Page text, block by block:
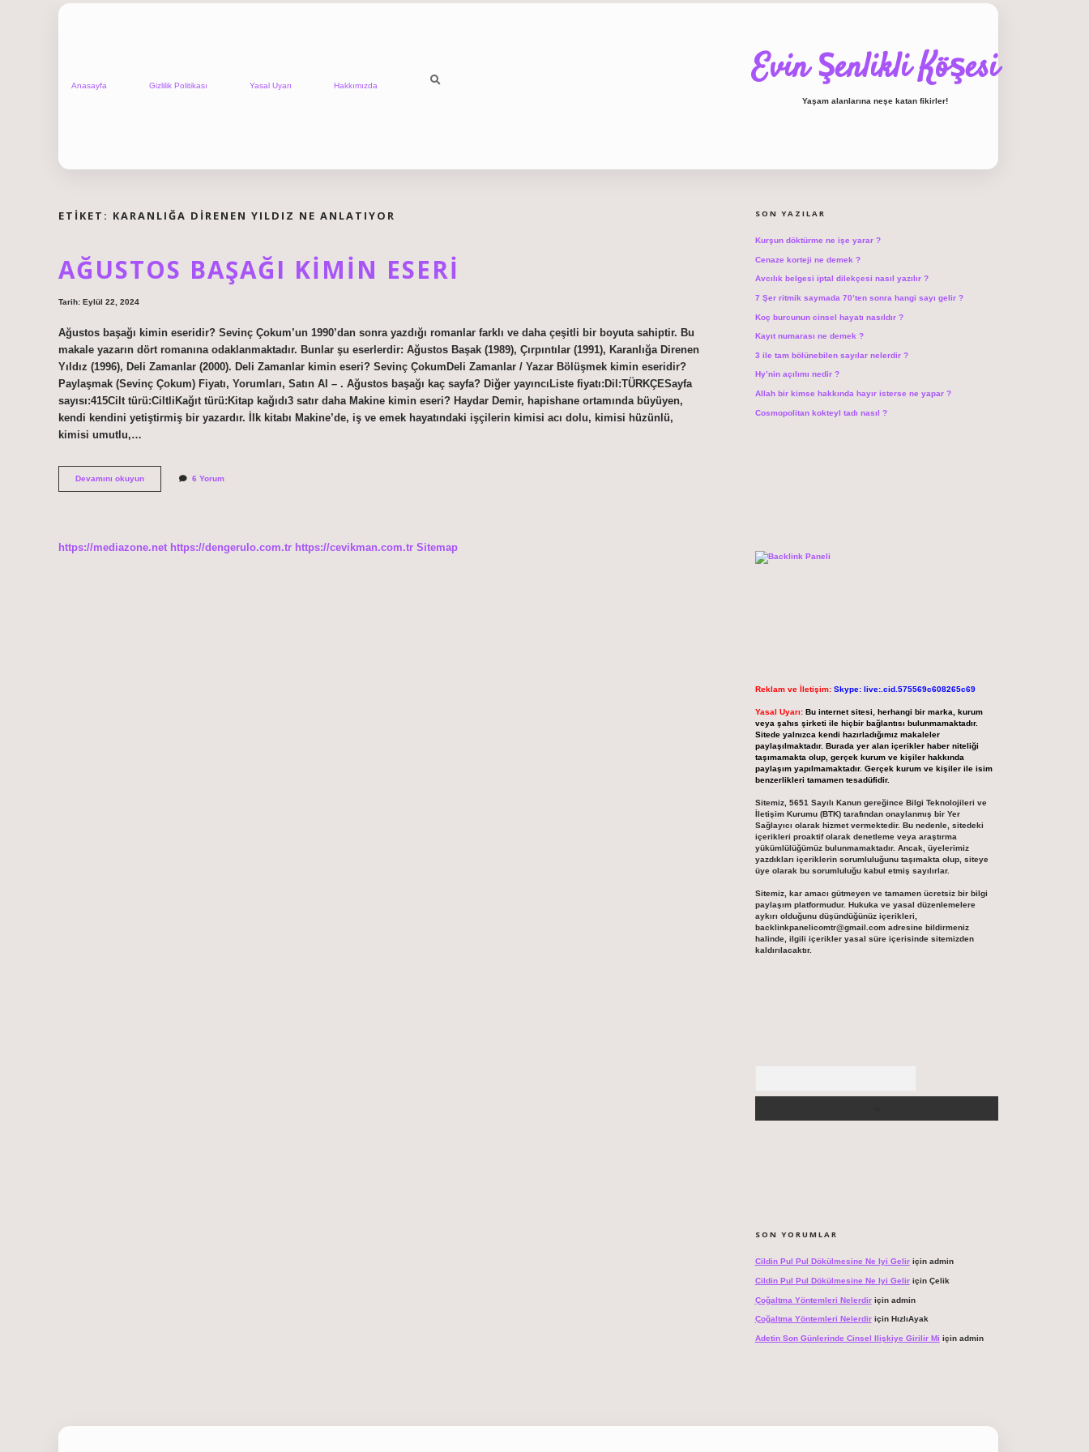
Anasayfa Gizlilik Politikası Yasal Uyarı Hakkımızda Evin Şenlikli Köşesi
Yaşam alanlarına neşe katan fikirler!
ETIKET: KARANLIĞA DIRENEN YILDIZ NE ANLATIYOR
AĞUSTOS BAŞAĞI KIMIN ESERI
Tarih: Eylül 22, 2024
Ağustos başağı kimin eseridir? Sevinç Çokum’un 1990’dan sonra yazdığı romanlar farklı ve daha çeşitli bir boyuta sahiptir. Bu
makale yazarın dört romanına odaklanmaktadır. Bunlar şu eserlerdir: Ağustos Başak (1989), Çırpıntılar (1991), Karanlığa Direnen
Yıldız (1996), Deli Zamanlar (2000). Deli Zamanlar kimin eseri? Sevinç ÇokumDeli Zamanlar / Yazar Bölüşmek kimin eseridir?
Paylaşmak (Sevinç Çokum) Fiyatı, Yorumları, Satın Al – . Ağustos başağı kaç sayfa? Diğer yayıncıListe fiyatı:Dil:TÜRKÇESayfa
sayısı:415Cilt türü:CiltliKağıt türü:Kitap kağıdı3 satır daha Makine kimin eseri? Haydar Demir, hapishane ortamında büyüyen,
kendi kendini yetiştirmiş bir yazardır. İlk kitabı Makine’de, iş ve emek hayatındaki işçilerin kimisi acı dolu, kimisi hüzünlü,
kimisi umutlu,…
Devamını okuyunAğustos
Başağı
6 Yorum
https://mediazone.net https://dengerulo.com.tr https://cevikman.com.tr Sitemap
SON YAZILAR
Kurşun döktürme ne işe yarar ?
Cenaze korteji ne demek ?
Avcılık belgesi iptal dilekçesi nasıl yazılır ?
7 Şer ritmik saymada 70’ten sonra hangi sayı gelir ?
Koç burcunun cinsel hayatı nasıldır ?
Kayıt numarası ne demek ?
3 ile tam bölünebilen sayılar nelerdir ?
Hy’nin açılımı nedir ?
Allah bir kimse hakkında hayır isterse ne yapar ?
Cosmopolitan kokteyl tadı nasıl ?
Reklam ve İletişim: Skype: live:.cid.575569c608265c69
Yasal Uyarı: Bu internet sitesi, herhangi bir marka, kurum
veya şahıs şirketi ile hiçbir bağlantısı bulunmamaktadır.
Sitede yalnızca kendi hazırladığımız makaleler
paylaşılmaktadır. Burada yer alan içerikler haber niteliği
taşımamakta olup, gerçek kurum ve kişiler hakkında
paylaşım yapılmamaktadır. Gerçek kurum ve kişiler ile isim
benzerlikleri tamamen tesadüfidir.
Sitemiz, 5651 Sayılı Kanun gereğince Bilgi Teknolojileri ve
İletişim Kurumu (BTK) tarafından onaylanmış bir Yer
Sağlayıcı olarak hizmet vermektedir. Bu nedenle, sitedeki
içerikleri proaktif olarak denetleme veya araştırma
yükümlülüğümüz bulunmamaktadır. Ancak, üyelerimiz
yazdıkları içeriklerin sorumluluğunu taşımakta olup, siteye
üye olarak bu sorumluluğu kabul etmiş sayılırlar.
Sitemiz, kar amacı gütmeyen ve tamamen ücretsiz bir bilgi
paylaşım platformudur. Hukuka ve yasal düzenlemelere
aykırı olduğunu düşündüğünüz içerikleri,
backlinkpanelicomtr@gmail.comadresine bildirmeniz
halinde, ilgili içerikler yasal süre içerisinde sitemizden
kaldırılacaktır.
SON YORUMLAR
Cildin Pul Pul Dökülmesine Ne Iyi Geliriçin admin
Cildin Pul Pul Dökülmesine Ne Iyi Geliriçin Çelik
Çoğaltma Yöntemleri Nelerdiriçin admin
Çoğaltma Yöntemleri Nelerdiriçin HızlıAyak
Adetin Son Günlerinde Cinsel Ilişkiye Girilir Mi için admin